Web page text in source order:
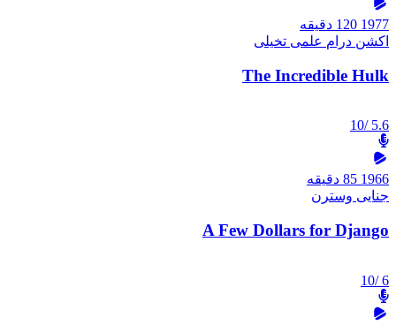
1977 120 دقیقه
اکشن درام علمی تخیلی
The Incredible Hulk
5.6
/10
1966 85 دقیقه
جنایی وسترن
A Few Dollars for Django
6
/10